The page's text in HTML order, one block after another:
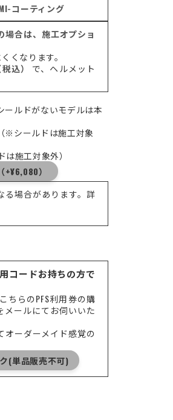
コーティング
場合は、施工オプショ
くなります。
込）
で、ヘルメット
ールドがないモデルは本
（※シールドは施工対象
は施工対象外）
）
場合があります。詳
コードお持ちの方で
ちらのPFS利用券の購
メールにてお伺いいた
オーダーメイド感覚の
(単品販売不可)